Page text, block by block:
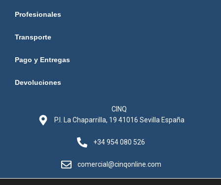
Profesionales
Transporte
Pago y Entregas
Devoluciones
CINQ
P.I. La Chaparrilla, 19 41016 Sevilla España
+34 954 080 526
comercial@cinqonline.com